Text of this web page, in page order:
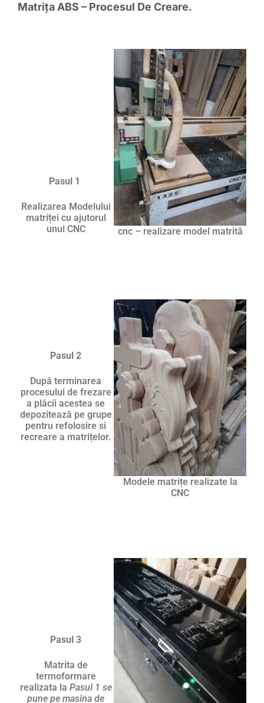
Matrița ABS – Procesul De Creare.
cnc – realizare model matrită
Pasul 1
Realizarea Modelului
matriței cu ajutorul
unui CNC
Modele matrițe realizate la
CNC
Pasul 2
După terminarea
procesului de frezare
a plăcii acestea se
depozitează pe grupe
pentru refolosire si
recreare a matrițelor.
Pasul 3
Matrita de
termoformare
realizata la Pasul 1 se
pune pe masina de